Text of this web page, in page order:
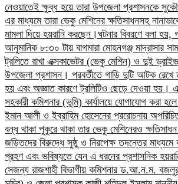
নেওয়াতেই ক্ষুব্ধ হয়ে তারা উপজেলা প্রশাসনকে
এর মাধ্যমে তারা ভেকু মেশিনের ক্ষতিসাধনসহ
মামলা দিয়ে হয়রানি করছেন।​ঘটনার বিবরণে বলা
আনুমানিক ৮:৩০ টায় বাগমারা মোহনগঞ্জ মাদ্রাসার
ট্রলিতে রাখা এক্সকাভেটর (ভেকু মেশিন) ও দুই
উপজেলা প্রশাসন। পরবর্তীতে গাড়ি দুটি আটক রেখে
হয় এবং অজ্ঞাত কারণে ট্রলিটিও ছেড়ে দেওয়া
সহকারী কমিশনার (ভূমি) কার্যালয়ে যোগাযোগ করা
ইমান আলী ও ইব্রাহিম হোসেনের প্ররোচনায়
বন্ধ থাকা পুকুরে থাকা তার ভেকু মেশিনেরও
জড়িতদের বিরুদ্ধে সুষ্ঠু ও নিরপেক্ষ তদন্তের
গ্রহণ এবং ভবিষ্যতে যেন এ ধরনের প্রশাসনিক
সেজন্য রাজশাহী বিভাগীয় কমিশনার ড.আ.ন.ম.